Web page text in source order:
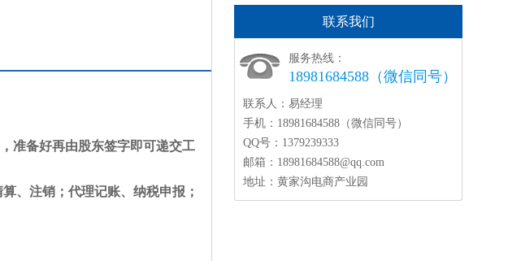
准备好再由股东签字即可递交工
、注销；代理记账、纳税申报；
联系我们
服务热线：
18981684588（微信同号）
联系人： 易经理
手机： 18981684588（微信同号）
QQ号： 1379239333
邮箱： 18981684588@qq.com
地址： 黄家沟电商产业园